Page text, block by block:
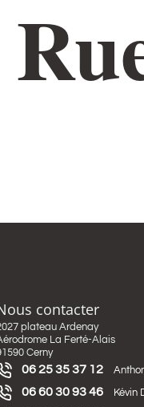
contacter
plateau Ardenay
La Ferté-Alais
Cerny
06 25 35 37 12
06 60 30 93 46 Kévin